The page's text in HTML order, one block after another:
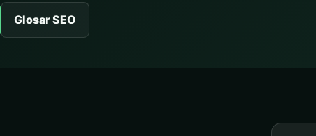
Glosar SEO